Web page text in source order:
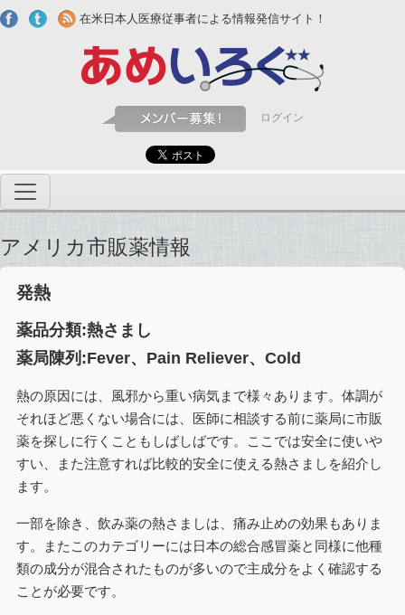
Skip to main content
在米日本人医療従事者による情報発信サイト！
ログイン
アメリカ市販薬情報
発熱
薬品分類:熱さまし
薬局陳列:Fever、Pain Reliever、Cold
熱の原因には、風邪から重い病気まで様々あります。体調が
それほど悪くない場合には、医師に相談する前に薬局に市販
薬を探しに行くこともしばしばです。ここでは安全に使いや
すい、また注意すれば比較的安全に使える熱さましを紹介し
ます。
一部を除き、飲み薬の熱さましは、痛み止めの効果もありま
す。またこのカテゴリーには日本の総合感冒薬と同様に他種
類の成分が混合されたものが多いので主成分をよく確認する
ことが必要です。